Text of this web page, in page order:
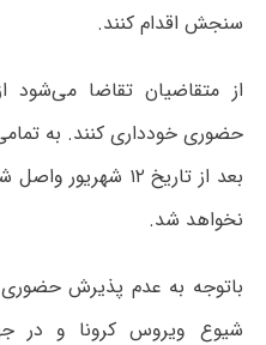
سنجش اقدام کنند.
از متقاضیان تقاضا می‌شود
حضوری خودداری کنند. به
بعد از تاریخ ۱۲
نخواهد شد.
باتوجه به عدم پذیرش حضوری
شیوع ویروس کرونا و در